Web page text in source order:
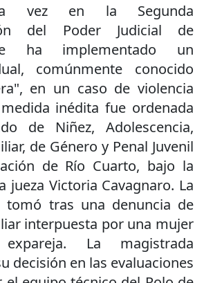
vez en la Segunda
del Poder Judicial de
ha implementado un
comúnmente conocido
en un caso de violencia
inédita fue ordenada
de Niñez, Adolescencia,
de Género y Penal Juvenil
de Río Cuarto, bajo la
jueza Victoria Cavagnaro. La
tomó tras una denuncia de
interpuesta por una mujer
La magistrada
decisión en las evaluaciones